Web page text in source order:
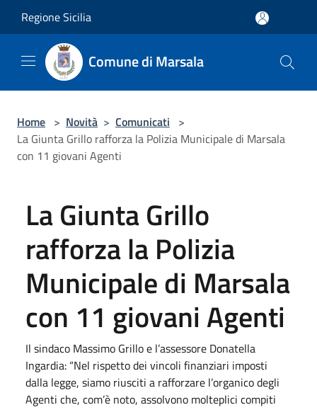
Regione Sicilia
Comune di Marsala
Home > Novità > Comunicati >
La Giunta Grillo rafforza la Polizia Municipale di Marsala
con 11 giovani Agenti
La Giunta Grillo
rafforza la Polizia
Municipale di Marsala
con 11 giovani Agenti
Il sindaco Massimo Grillo e l’assessore Donatella
Ingardia: “Nel rispetto dei vincoli finanziari imposti
dalla legge, siamo riusciti a rafforzare l’organico degli
Agenti che, com’è noto, assolvono molteplici compiti